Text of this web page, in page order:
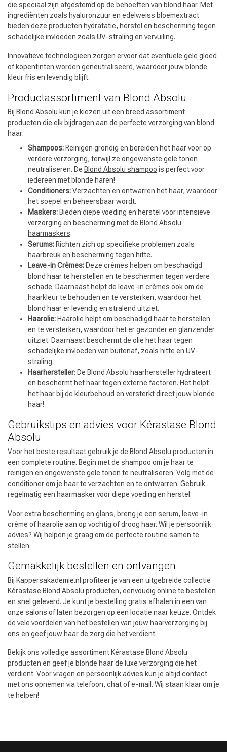
die speciaal zijn afgestemd op de behoeften van blond haar. Met
ingrediënten zoals hyaluronzuur en edelweiss bloemextract
bieden deze producten hydratatie, herstel en bescherming tegen
schadelijke invloeden zoals UV-straling en vervuiling.
Innovatieve technologieën zorgen ervoor dat eventuele gele gloed
of kopentinten worden geneutraliseerd, waardoor jouw blonde
kleur fris en levendig blijft.
Productassortiment van Blond Absolu
Bij Blond Absolu kun je kiezen uit een breed assortiment
producten die elk bijdragen aan de perfecte verzorging van blond
haar:
Shampoos: Reinigen grondig en bereiden het haar voor op
verdere verzorging, terwijl ze ongewenste gele tonen
neutraliseren. De Blond Absolu shampoo is perfect voor
iedereen met blonde haren!
Conditioners:Verzachten en ontwarren het haar, waardoor
het soepel en beheersbaar wordt.
Maskers: Bieden diepe voeding en herstel voor intensieve
verzorging en bescherming met de Blond Absolu
haarmaskers.
Serums: Richten zich op specifieke problemen zoals
haarbreuk en bescherming tegen hitte.
Leave-in Crèmes: Deze crèmes helpen om beschadigd
blond haar te herstellen en te beschermen tegen verdere
schade. Daarnaast helpt de leave-in crèmes ook om de
haarkleur te behouden en te versterken, waardoor het
blond haar er levendig en stralend uitziet.
Haarolie: Haarolie helpt om beschadigd haar te herstellen
en te versterken, waardoor het er gezonder en glanzender
uitziet. Daarnaast beschermt de olie het haar tegen
schadelijke invloeden van buitenaf, zoals hitte en UV-
straling.
Haarhersteller: De Blond Absolu haarhersteller hydrateert
en beschermt het haar tegen externe factoren. Het helpt
het haar bij de kleurbehoud en versterkt direct jouw blonde
haar!
Gebruikstips en advies voor Kérastase Blond
Absolu
Voor het beste resultaat gebruik je de Blond Absolu producten in
een complete routine. Begin met de shampoo om je haar te
reinigen en ongewenste gele tonen te neutraliseren. Volg met de
conditioner om je haar te verzachten en te ontwarren. Gebruik
regelmatig een haarmasker voor diepe voeding en herstel.
Voor extra bescherming en glans, breng je een serum, leave-in
crème of haarolie aan op vochtig of droog haar. Wil je persoonlijk
advies? Wij helpen je graag om de perfecte routine samen te
stellen.
Gemakkelijk bestellen en ontvangen
Bij Kappersakademie.nl profiteer je van een uitgebreide collectie
Kérastase Blond Absolu producten, eenvoudig online te bestellen
en snel geleverd. Je kunt je bestelling gratis afhalen in een van
onze salons of laten bezorgen op een locatie naar keuze. Ontdek
de vele voordelen van het bestellen van jouw haarverzorging bij
ons en geef jouw haar de zorg die het verdient.
Bekijk ons volledige assortiment Kérastase Blond Absolu
producten en geef je blonde haar de luxe verzorging die het
verdient. Voor vragen en persoonlijk advies kun je altijd contact
met ons opnemen via telefoon, chat of e-mail. Wij staan klaar om je
te helpen!